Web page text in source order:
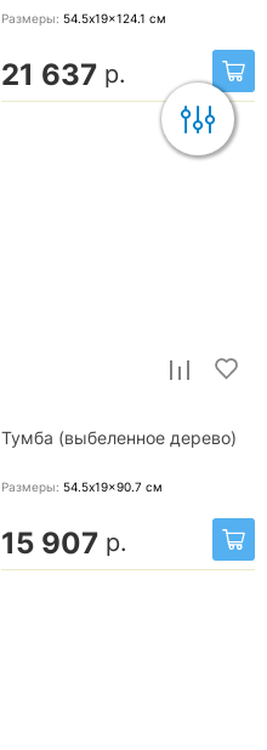
Размеры: 54.5x19x124.1 см
21 637 р.
Тумба (выбеленное дерево)
Размеры: 54.5x19x90.7 см
15 907 р.